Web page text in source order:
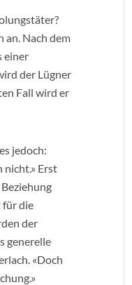
an. Nach dem
einer
der Lügner
Fall wird er
jedoch:
nicht.» Erst
für die
der
generelle
«Doch